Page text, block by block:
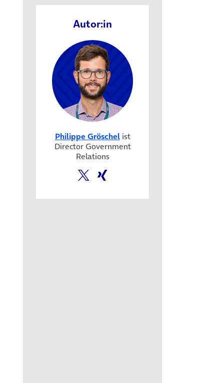
Autor:in
Philippe Gröschelist
Director Government
Relations